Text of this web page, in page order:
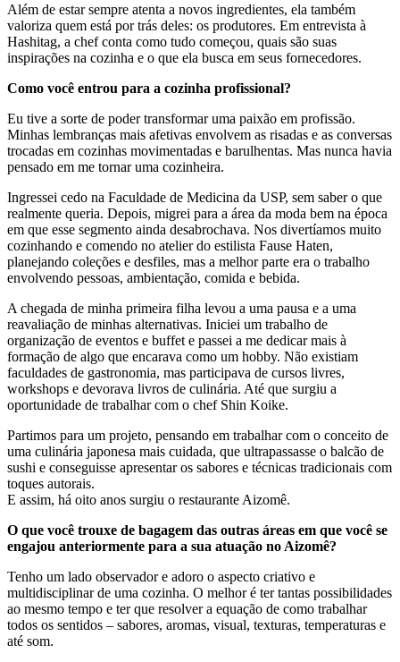
Além de estar sempre atenta a novos ingredientes, ela também
valoriza quem está por trás deles: os produtores. Em entrevista à
Hashitag, a chef conta como tudo começou, quais são suas
inspirações na cozinha e o que ela busca em seus fornecedores.
Como você entrou para a cozinha profissional?
Eu tive a sorte de poder transformar uma paixão em profissão.
Minhas lembranças mais afetivas envolvem as risadas e as conversas
trocadas em cozinhas movimentadas e barulhentas. Mas nunca havia
pensado em me tornar uma cozinheira.
Ingressei cedo na Faculdade de Medicina da USP, sem saber o que
realmente queria. Depois, migrei para a área da moda bem na época
em que esse segmento ainda desabrochava. Nos divertíamos muito
cozinhando e comendo no atelier do estilista Fause Haten,
planejando coleções e desfiles, mas a melhor parte era o trabalho
envolvendo pessoas, ambientação, comida e bebida.
A chegada de minha primeira filha levou a uma pausa e a uma
reavaliação de minhas alternativas. Iniciei um trabalho de
organização de eventos e buffet e passei a me dedicar mais à
formação de algo que encarava como um hobby. Não existiam
faculdades de gastronomia, mas participava de cursos livres,
workshops e devorava livros de culinária. Até que surgiu a
oportunidade de trabalhar com o chef Shin Koike.
Partimos para um projeto, pensando em trabalhar com o conceito de
uma culinária japonesa mais cuidada, que ultrapassasse o balcão de
sushi e conseguisse apresentar os sabores e técnicas tradicionais com
toques autorais.
E assim, há oito anos surgiu o restaurante Aizomê.
O que você trouxe de bagagem das outras áreas em que você se
engajou anteriormente para a sua atuação no Aizomê?
Tenho um lado observador e adoro o aspecto criativo e
multidisciplinar de uma cozinha. O melhor é ter tantas possibilidades
ao mesmo tempo e ter que resolver a equação de como trabalhar
todos os sentidos – sabores, aromas, visual, texturas, temperaturas e
até som.